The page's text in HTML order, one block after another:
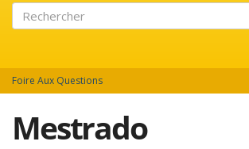
Foire Aux Questions
Mestrado